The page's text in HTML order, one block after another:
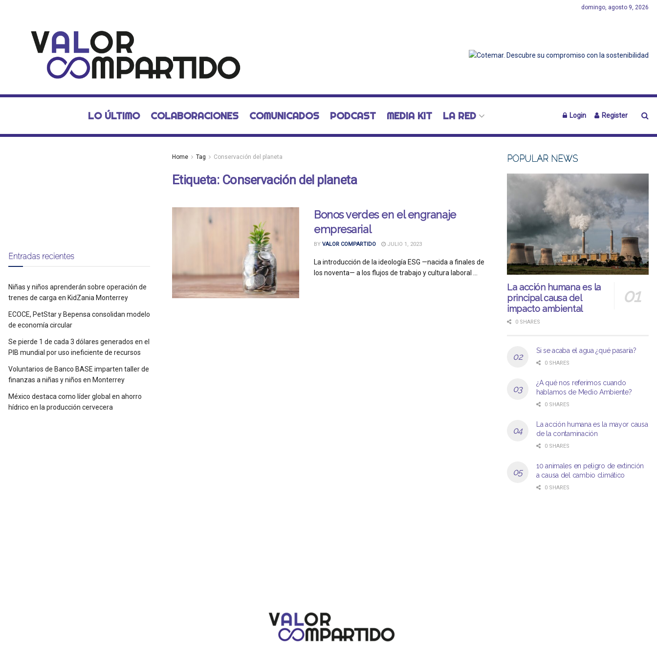
domingo, agosto 9, 2026
LO ÚLTIMO COLABORACIONES COMUNICADOS PODCAST MEDIA KIT LA RED Login Register
Home Tag Conservación del planeta
Etiqueta: Conservación del planeta
Bonos verdes en el engranaje
empresarial
BY VALOR COMPARTIDO JULIO 1, 2023
La introducción de la ideología ESG —nacida a finales de
los noventa— a los flujos de trabajo y cultura laboral ...
Entradas recientes
Niñas y niños aprenderán sobre operación de
trenes de carga en KidZania Monterrey
ECOCE, PetStar y Bepensa consolidan modelo
de economía circular
Se pierde 1 de cada 3 dólares generados en el
PIB mundial por uso ineficiente de recursos
Voluntarios de Banco BASE imparten taller de
finanzas a niñas y niños en Monterrey
México destaca como líder global en ahorro
hídrico en la producción cervecera
POPULAR NEWS
La acción humana es la
principal causa del
impacto ambiental
0 SHARES
Si se acaba el agua ¿qué pasaría?
0 SHARES
¿A qué nos referimos cuando
hablamos de Medio Ambiente?
0 SHARES
La acción humana es la mayor causa
de la contaminación
0 SHARES
10 animales en peligro de extinción
a causa del cambio climático
0 SHARES